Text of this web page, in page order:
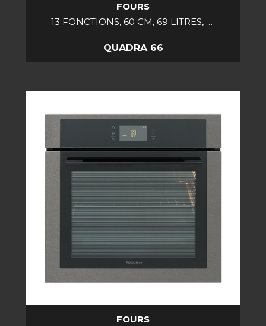
FOURS
13 FONCTIONS, 60 CM, 69 LITRES, …
QUADRA 66
FOURS